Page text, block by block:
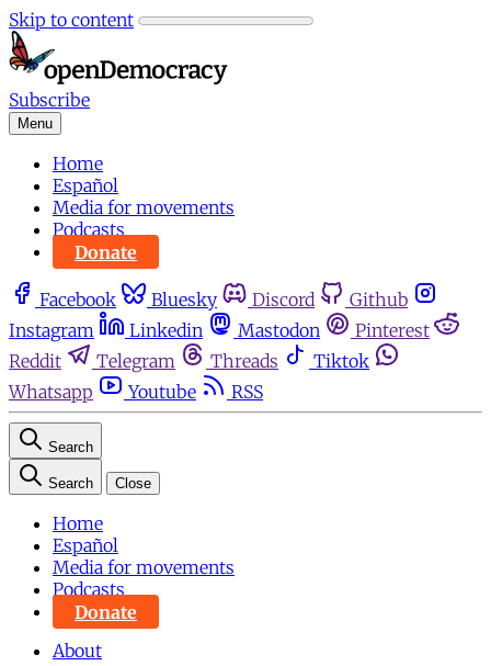
Skip to content
Subscribe
Menu
Home
Español
Media for movements
Podcasts
Donate
Facebook Bluesky Discord
Github
Instagram
Linkedin Mastodon
Pinterest
Reddit
Telegram Threads
Tiktok
Whatsapp
Youtube RSS
Search
Search Close
Home
Español
Media for movements
Podcasts
Donate
About